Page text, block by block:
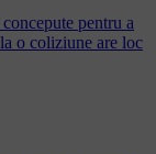
pentru a
o coliziune are loc